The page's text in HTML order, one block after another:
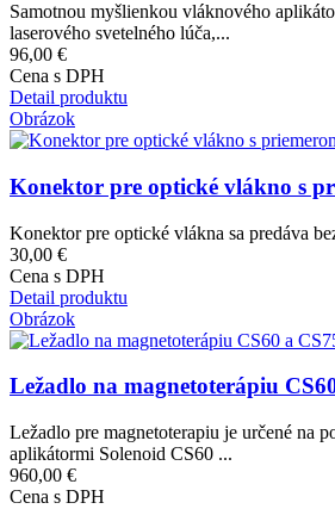
Samotnou myšlienkou vláknového
laserového svetelného lúča,...
96,00 €
Cena s DPH
Detail produktu
Obrázok
Konektor pre optické vlákno s
Konektor pre optické vlákna sa predáva
30,00 €
Cena s DPH
Detail produktu
Obrázok
Ležadlo na magnetoterápiu
Ležadlo pre magnetoterapiu je určené na
aplikátormi Solenoid CS60 ...
960,00 €
Cena s DPH